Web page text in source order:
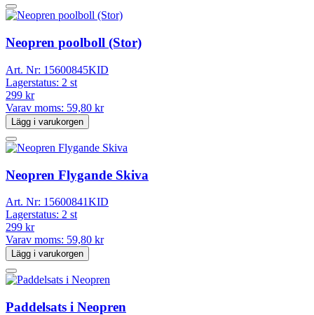
Neopren poolboll (Stor)
Art. Nr: 15600845KID
Lagerstatus: 2 st
299 kr
Varav moms: 59,80 kr
Lägg i varukorgen
Neopren Flygande Skiva
Art. Nr: 15600841KID
Lagerstatus: 2 st
299 kr
Varav moms: 59,80 kr
Lägg i varukorgen
Paddelsats i Neopren